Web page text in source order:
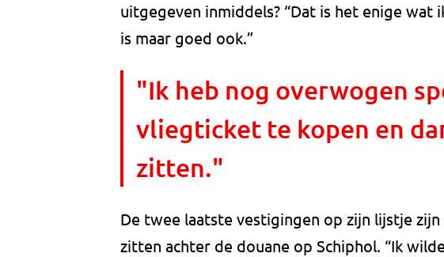
uitgegeven inmiddels? “Dat is het enige wat
is maar goed ook.”
"Ik heb nog overwogen
vliegticket te kopen en
zitten."
De twee laatste vestigingen op zijn lijstje
zitten achter de douane op Schiphol. “Ik